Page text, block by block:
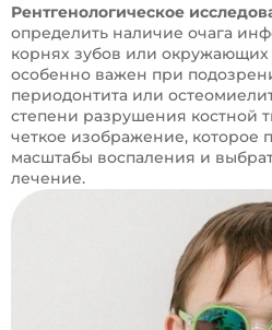
Рентгенологическое
определить наличие очага
корнях зубов или окружающих
особенно важен при
периодонтита или
степени разрушения костной
четкое изображение, которое
масштабы воспаления и
лечение.